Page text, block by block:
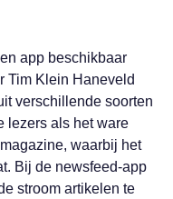
app beschikbaar
Tim Klein Haneveld
verschillende soorten
lezers als het ware
waarbij het
Bij de newsfeed-app
stroom artikelen te